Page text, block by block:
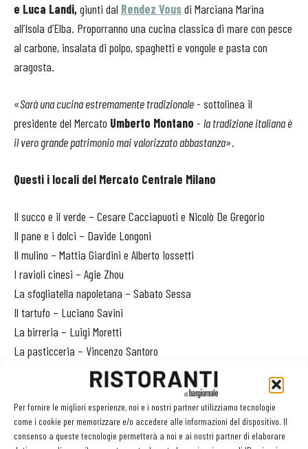
Per fornire le migliori esperienze, noi e i nostri partner utilizziamo tecnologie
come i cookie per memorizzare e/o accedere alle informazioni del dispositivo. Il
consenso a queste tecnologie permetterà a noi e ai nostri partner di elaborare
e Luca Landi,giunti dal Rendez Vousdi Marciana Marina
all’Isola d’Elba. Proporranno una cucina classica di mare con pesce
al carbone, insalata di polpo, spaghetti e vongole e pasta con
aragosta.
«Sarà una cucina estremamente tradizionale - sottolinea il
presidente del Mercato Umberto Montano - la tradizione italiana è
il vero grande patrimonio mai valorizzato abbastanza».
Questi i locali del Mercato Centrale Milano
Il succo e il verde – Cesare Cacciapuoti e Nicolò De Gregorio
Il pane e i dolci – Davide Longoni
Il mulino – Mattia Giardini e Alberto Iossetti
I ravioli cinesi – Agie Zhou
La sfogliatella napoletana – Sabato Sessa
Il tartufo – Luciano Savini
La birreria – Luigi Moretti
La pasticceria – Vincenzo Santoro
Il gelato e il cioccolato – Riccardo Ronchi ed Edoardo Patrone
Il riso – Sergio Barzetti
La pizza – Giovanni Mineo e Simone Lombardi
La carne e i salumi – Fausto Savigni